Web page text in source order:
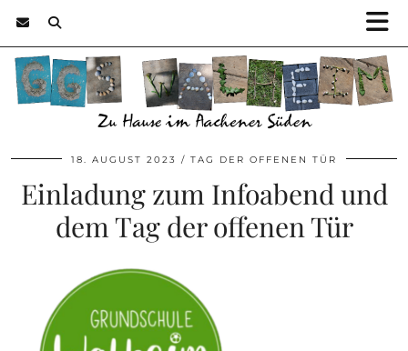
18. AUGUST 2023 TAG DER OFFENEN TÜR
Einladung zum Infoabend und
dem Tag der offenen Tür